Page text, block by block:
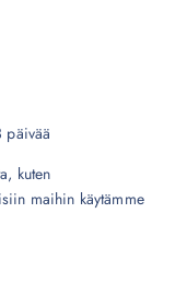
päivää
kuten
maihin käytämme